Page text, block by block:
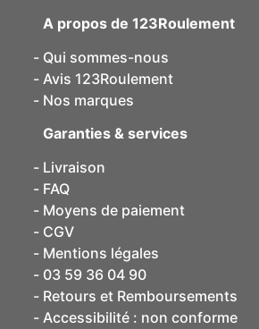
A propos de 123Roulement
Qui sommes-nous
Avis 123Roulement
Nos marques
Garanties & services
Livraison
FAQ
Moyens de paiement
CGV
Mentions légales
03 59 36 04 90
Retours et Remboursements
Accessibilité : non conforme